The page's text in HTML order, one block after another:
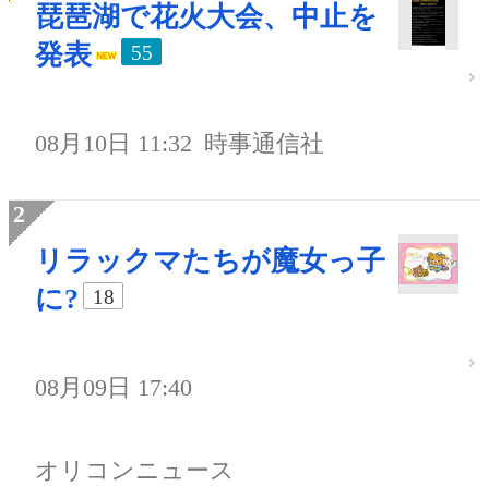
琵琶湖で花火大会、中止を
発表
55
08月10日 11:32 時事通信社
リラックマたちが魔女っ子
に?
18
08月09日 17:40
オリコンニュース